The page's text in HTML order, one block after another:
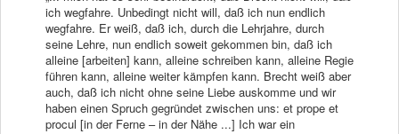
ich wegfahre. Unbedingt nicht will, daß ich nun endlich
wegfahre. Er weiß, daß ich, durch die Lehrjahre, durch
seine Lehre, nun endlich soweit gekommen bin, daß ich
alleine [arbeiten] kann, alleine schreiben kann, alleine Regie
führen kann, alleine weiter kämpfen kann. Brecht weiß aber
auch, daß ich nicht ohne seine Liebe auskomme und wir
haben einen Spruch gegründet zwischen uns: et prope et
procul [in der Ferne – in der Nähe ...] Ich war ein